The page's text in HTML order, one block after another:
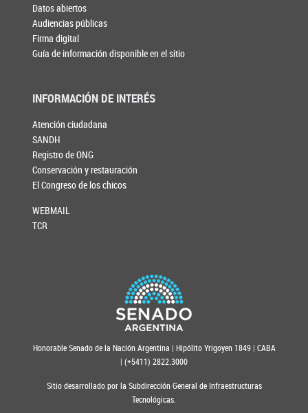
Datos abiertos
Audiencias públicas
Firma digital
Guía de información disponible en el sitio
INFORMACIÓN DE INTERÉS
Atención ciudadana
SANDH
Registro de ONG
Conservación y restauración
El Congreso de los chicos
WEBMAIL
TCR
Honorable Senado de la Nación Argentina | Hipólito Yrigoyen 1849 | CABA
| (+5411) 2822.3000
Sitio desarrollado por la Subdirección General de Infraestructuras
Tecnológicas.